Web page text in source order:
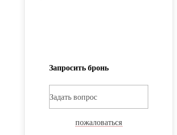
Запросить бронь
Задать вопрос
пожаловаться